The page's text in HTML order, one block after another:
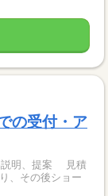
の受付・ア
説明、提案 見積